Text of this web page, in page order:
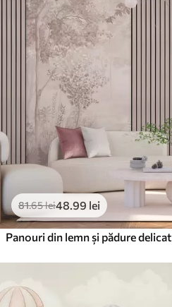
81.65lei48 .99 lei